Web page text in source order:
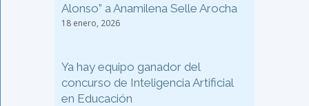
Alonso” a Anamilena Selle Arocha
18 enero, 2026
Ya hay equipo ganador del
concurso de Inteligencia Artificial
en Educación